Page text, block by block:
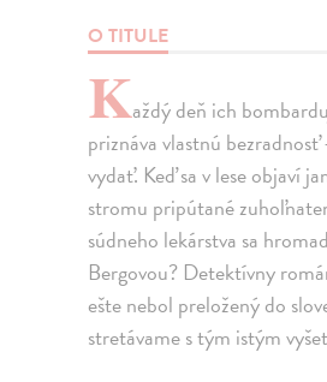
O TITULE
Každý deň ich
priznáva vlastnú
vydať. Keď sa v lese objaví
stromu pripútané
súdneho lekárstva sa
Bergovou? Detektívny
ešte nebol preložený do
stretávame s tým istým